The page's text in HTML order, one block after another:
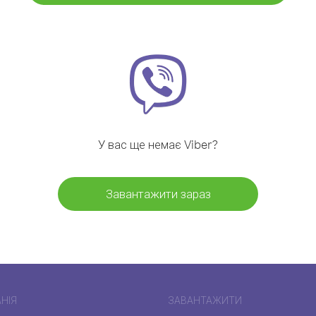
У вас ще немає Viber?
Завантажити зараз
ЗАВАНТАЖИТИ